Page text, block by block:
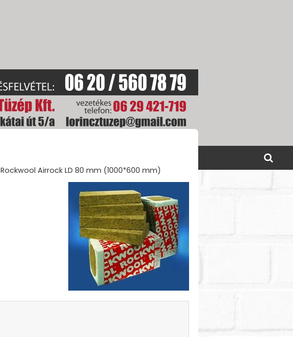
Rockwool Airrock LD 80 mm (1000*600 mm)